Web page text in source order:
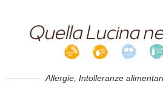
Allergie, Intolleranze